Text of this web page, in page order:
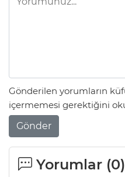
Gönderilen yorumların
içermemesi gerektiğini
Gönder
Yorumlar (0)